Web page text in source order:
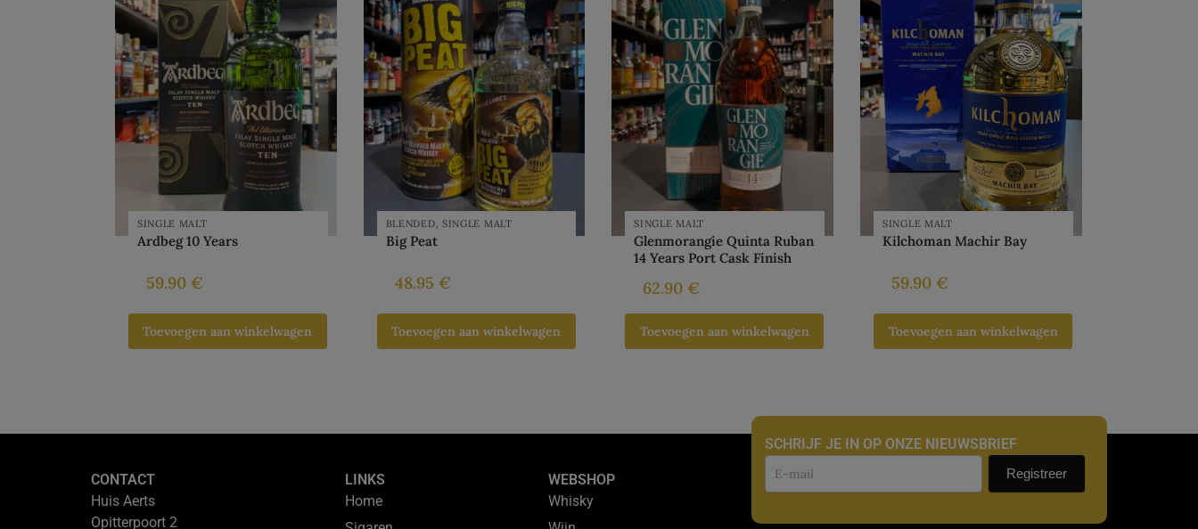
SINGLE MALT
Ardbeg 10 Years
59.90 €
Toevoegen aan winkelwagen
BLENDED SINGLE MALT
Big Peat
48.95 €
Toevoegen aan winkelwagen
SINGLE MALT
Glenmorangie Quinta Ruban
14 Years Port Cask Finish
62.90 €
Toevoegen aan winkelwagen
SINGLE MALT
Kilchoman Machir Bay
59.90 €
Toevoegen aan winkelwagen
CONTACT
Huis Aerts
Opitterpoort 2
LINKS
Home
WEBSHOP
Whisky
SCHRIJF JE IN OP ONZE NIEUWSBRIEF
Nieuwsbrief Registreer